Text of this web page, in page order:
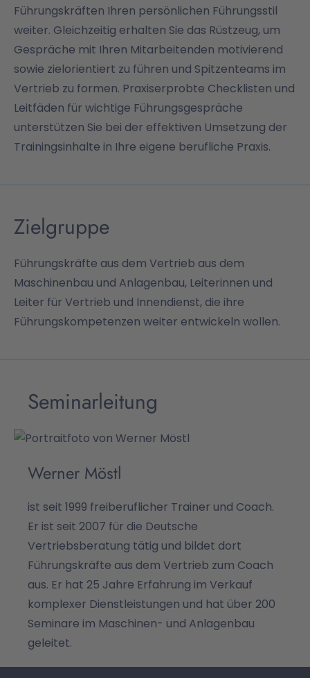
Führungskräften Ihren persönlichen Führungsstil
weiter. Gleichzeitig erhalten Sie das Rüstzeug, um
Gespräche mit Ihren Mitarbeitenden motivierend
sowie zielorientiert zu führen und Spitzenteams im
Vertrieb zu formen. Praxiserprobte Checklisten und
Leitfäden für wichtige Führungsgespräche
unterstützen Sie bei der effektiven Umsetzung der
Trainingsinhalte in Ihre eigene berufliche Praxis.
Zielgruppe
Führungskräfte aus dem Vertrieb aus dem
Maschinenbau und Anlagenbau, Leiterinnen und
Leiter für Vertrieb und Innendienst, die ihre
Führungskompetenzen weiter entwickeln wollen.
Seminarleitung
Werner Möstl
ist seit 1999 freiberuflicher Trainer und Coach.
Er ist seit 2007 für die Deutsche
Vertriebsberatung tätig und bildet dort
Führungskräfte aus dem Vertrieb zum Coach
aus. Er hat 25 Jahre Erfahrung im Verkauf
komplexer Dienstleistungen und hat über 200
Seminare im Maschinen- und Anlagenbau
geleitet.